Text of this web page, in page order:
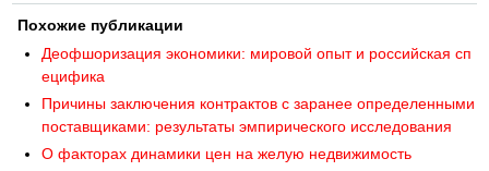
Похожие публикации
Деофшоризация экономики: мировой опыт и российская сп
ецифика
Причины заключения контрактов с заранее определенными
поставщиками: результаты эмпирического исследования
О факторах динамики цен на желую недвижимость